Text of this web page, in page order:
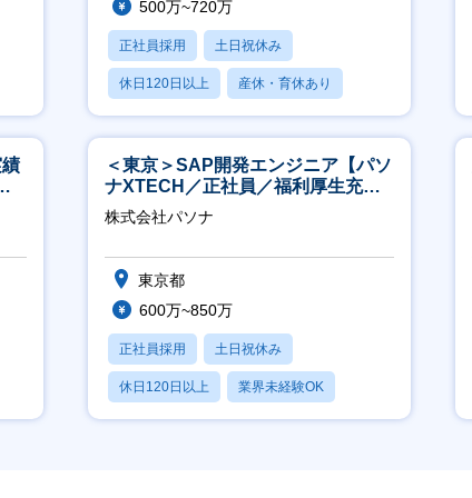
500万~720万
正社員採用 土日祝休み
休日120日以上 産休・育休あり
月残業20時間以内
＜東京＞SAP開発エンジニア【パソ
ナXTECH／正社員／福利厚生充実
◎】
株式会社パソナ
東京都
600万~850万
正社員採用 土日祝休み
休日120日以上 業界未経験OK
産休・育休あり